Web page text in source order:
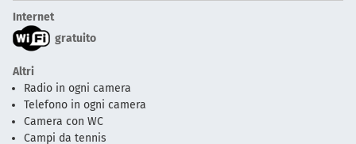
Internet
gratuito
Altri
Radio in ogni camera
Telefono in ogni camera
Camera con WC
Campi da tennis